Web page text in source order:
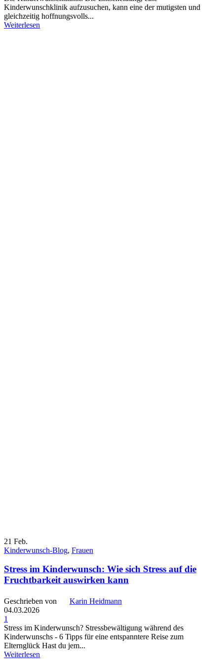
Kinderwunschklinik aufzusuchen, kann eine der mutigsten und
gleichzeitig hoffnungsvolls...
Weiterlesen
21 Feb.
Kinderwunsch-Blog, Frauen
Stress im Kinderwunsch: Wie sich Stress auf die
Fruchtbarkeit auswirken kann
Geschrieben von
Karin Heidmann
04.03.2026
1
Stress im Kinderwunsch? Stressbewältigung während des
Kinderwunschs - 6 Tipps für eine entspanntere Reise zum
Elternglück Hast du jem...
Weiterlesen